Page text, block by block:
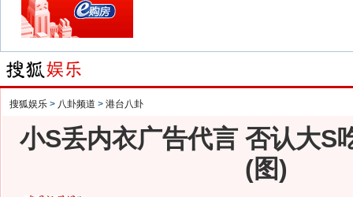
搜狐娱乐 > 八卦频道 > 港台八卦
小S丢内衣广告代言 否认大S
(图)